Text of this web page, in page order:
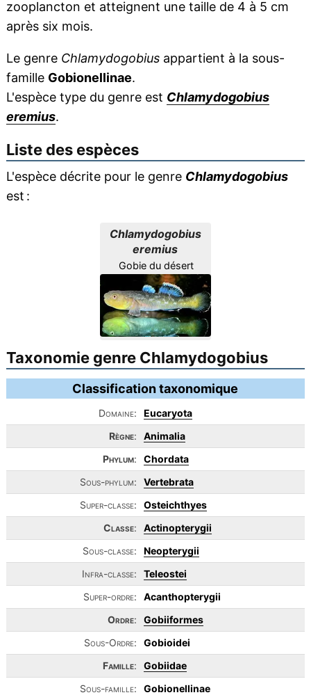
zooplancton et atteignent une taille de 4 à 5 cm
après six mois.
Le genre Chlamydogobiusappartient à la sous-
famille Gobionellinae.
L'espèce type du genre est Chlamydogobius
eremius.
Liste des espèces
L'espèce décrite pour le genre Chlamydogobius
est :
Chlamydogobius
eremius
Gobie du désert
Taxonomie genre Chlamydogobius
Classification taxonomique
Domaine:
Eucaryota
Règne:
Animalia
Phylum:
Chordata
Sous-phylum:
Vertebrata
Super-classe:
Osteichthyes
Classe:
Actinopterygii
Sous-classe:
Neopterygii
Infra-classe:
Teleostei
Super-ordre:
Acanthopterygii
Ordre:
Gobiiformes
Sous-Ordre:
Gobioidei
Famille:
Gobiidae
Sous-famille:
Gobionellinae